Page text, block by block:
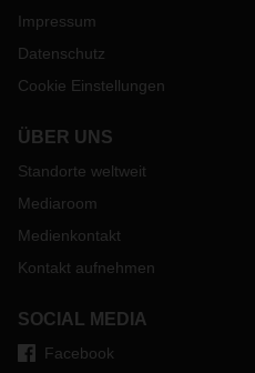
Impressum
Datenschutz
Cookie Einstellungen
ÜBER UNS
Standorte weltweit
Mediaroom
Medienkontakt
Kontakt aufnehmen
SOCIAL MEDIA
Facebook